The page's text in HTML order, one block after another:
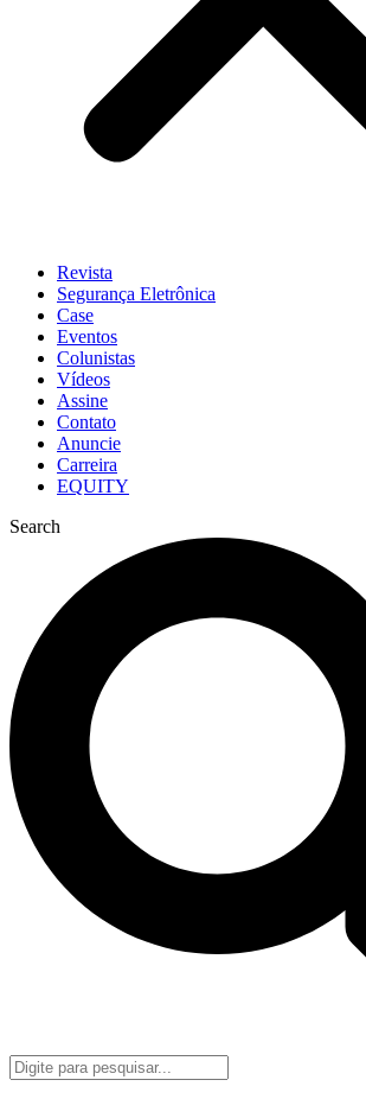
Revista
Segurança Eletrônica
Case
Eventos
Colunistas
Vídeos
Assine
Contato
Anuncie
Carreira
EQUITY
Search